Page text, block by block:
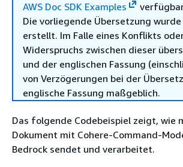
AWS Doc SDK Examples
Die vorliegende Übersetzung
erstellt. Im Falle eines Konflikts
Widerspruchs zwischen dieser
und der englischen Fassung
von Verzögerungen bei der
englische Fassung maßgeblich.
Das folgende Codebeispiel zeigt, wie
Dokument mit Cohere-Command-
Bedrock sendet und verarbeitet.